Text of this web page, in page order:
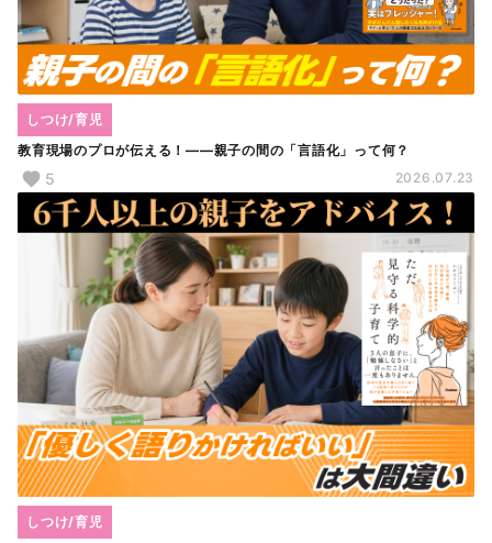
教育現場のプロが伝える！――親子の間の「言語化」って何？
しつけ/育児
5 2026.07.23
しつけ/育児